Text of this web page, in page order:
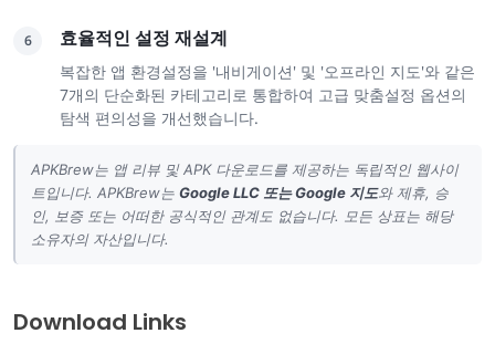
6 효율적인 설정 재설계
복잡한 앱 환경설정을 '내비게이션' 및 '오프라인 지도'와 같은
7개의 단순화된 카테고리로 통합하여 고급 맞춤설정 옵션의
탐색 편의성을 개선했습니다.
APKBrew는 앱 리뷰 및 APK 다운로드를 제공하는 독립적인 웹사이
트입니다. APKBrew는 Google LLC 또는Google 지도와 제휴, 승
인, 보증 또는 어떠한 공식적인 관계도 없습니다. 모든 상표는 해당
소유자의 자산입니다.
Download Links